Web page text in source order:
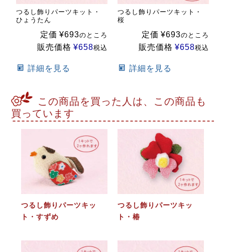
つるし飾りパーツキット・
ひょうたん
定価 ¥693のところ
販売価格 ¥658税込
詳細を見る
つるし飾りパーツキット・
桜
定価 ¥693のところ
販売価格 ¥658税込
詳細を見る
この商品を買った人は、この商品も
買っています
つるし飾りパーツキッ
ト・すずめ
つるし飾りパーツキッ
ト・椿